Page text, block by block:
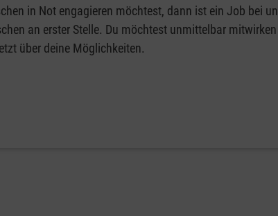
in Not engagieren möchtest, dann ist ein Job bei
an erster Stelle. Du möchtest unmittelbar
über deine Möglichkeiten.